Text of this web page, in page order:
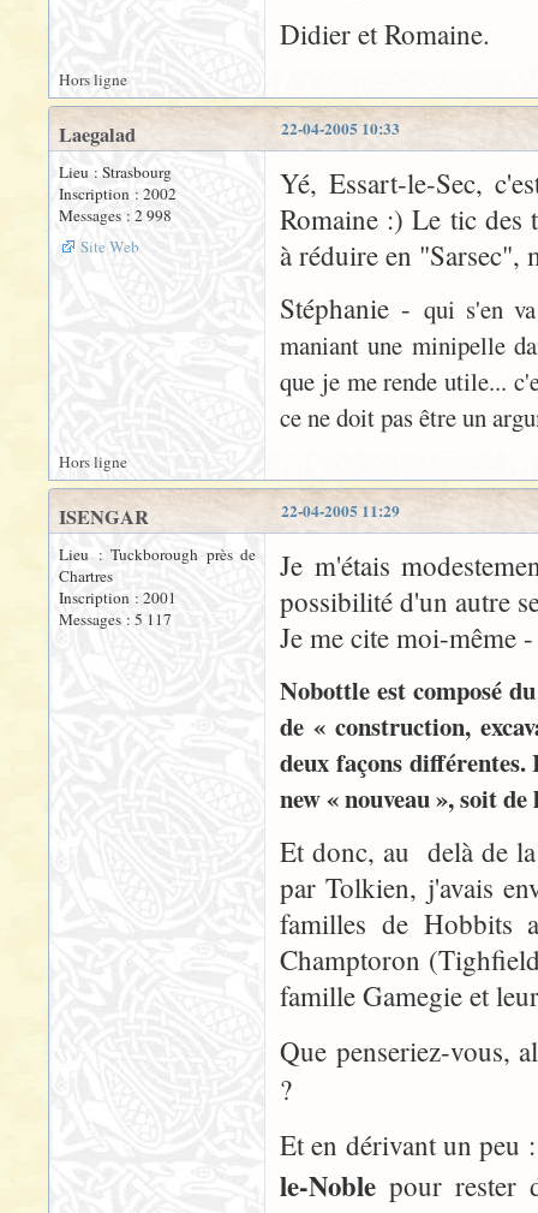
Didier et Romaine.
Hors ligne
22-04-2005 10:33
Laegalad
Lieu : Strasbourg
Inscription : 2002
Messages : 2 998
Site Web
Yé, Essart-le-Sec,
Romaine :) Le tic des
à réduire en "Sarsec",
Stéphanie - qui s'en
maniant une minipelle
que je me rende utile...
ce ne doit pas être un
Hors ligne
22-04-2005 11:29
ISENGAR
Lieu : Tuckborough près de
Chartres
Inscription : 2001
Messages : 5 117
Je m'étais
possibilité d'un autre
Je me cite moi-même
Nobottle est composé
de « construction,
deux façons
new « nouveau », soit
Et donc, au delà de
par Tolkien, j'avais
familles de Hobbits
Champtoron
famille Gamegie et
Que penseriez-vous,
?
Et en dérivant un peu
le-Noble pour rester